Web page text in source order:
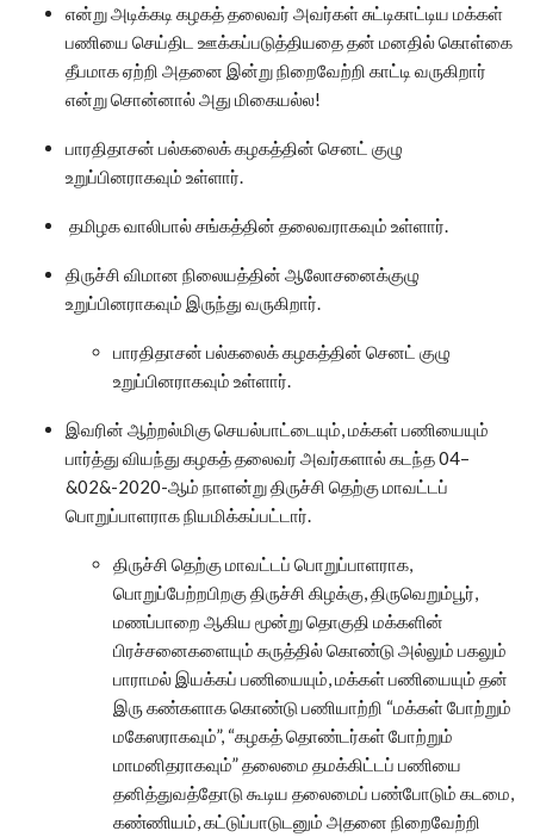
என்று அடிக்கடி கழகத் தலைவர் அவர்கள் சுட்டிகாட்டிய மக்கள்
பணியை செய்திட ஊக்கப்படுத்தியதை தன் மனதில் கொள்கை
தீபமாக ஏற்றி அதனை இன்று நிறைவேற்றி காட்டி வருகிறார்
என்று சொன்னால் அது மிகையல்ல!
பாரதிதாசன் பல்கலைக் கழகத்தின் செனட் குழு
உறுப்பினராகவும் உள்ளார்.
தமிழக வாலிபால் சங்கத்தின் தலைவராகவும் உள்ளார்.
திருச்சி விமான நிலையத்தின் ஆலோசனைக்குழு
உறுப்பினராகவும் இருந்து வருகிறார்.
பாரதிதாசன் பல்கலைக் கழகத்தின் செனட் குழு
உறுப்பினராகவும் உள்ளார்.
இவரின் ஆற்றல்மிகு செயல்பாட்டையும், மக்கள் பணியையும்
பார்த்து வியந்து கழகத் தலைவர் அவர்களால் கடந்த 04–
&02&-2020-ஆம் நாளன்று திருச்சி தெற்கு மாவட்டப்
பொறுப்பாளராக நியமிக்கப்பட்டார்.
திருச்சி தெற்கு மாவட்டப் பொறுப்பாளராக,
பொறுப்பேற்றபிறகு திருச்சி கிழக்கு, திருவெறும்பூர்,
மணப்பாறை ஆகிய மூன்று தொகுதி மக்களின்
பிரச்சனைகளையும் கருத்தில் கொண்டு அல்லும் பகலும்
பாராமல் இயக்கப் பணியையும், மக்கள் பணியையும் தன்
இரு கண்களாக கொண்டு பணியாற்றி “மக்கள் போற்றும்
மகேஸராகவும்”, “கழகத் தொண்டர்கள் போற்றும்
மாமனிதராகவும்” தலைமை தமக்கிட்டப் பணியை
தனித்துவத்தோடு கூடிய தலைமைப் பண்போடும் கடமை,
கண்ணியம், கட்டுப்பாடுடனும் அதனை நிறைவேற்றி